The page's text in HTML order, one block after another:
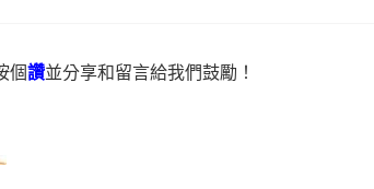
個讚並分享和留言給我們鼓勵！